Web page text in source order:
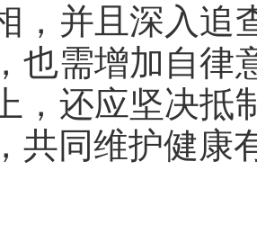
，并且深入追
也需增加自律
，还应坚决抵
共同维护健康